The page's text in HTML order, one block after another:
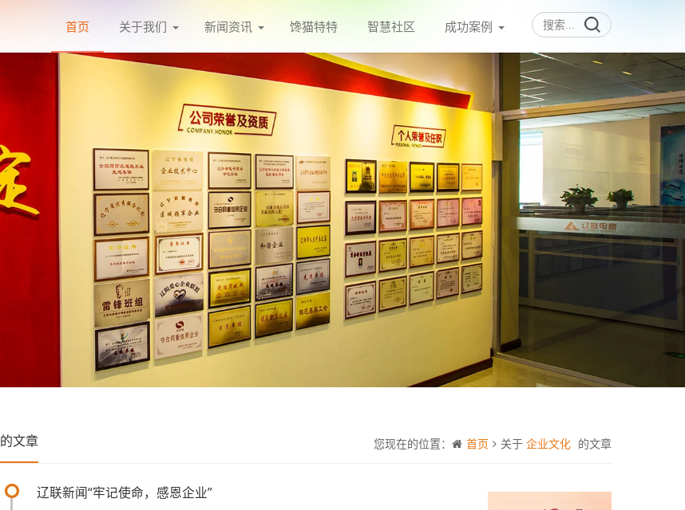
首页 关于我们 新闻资讯 馋猫特特 智慧社区 成功案例
您现在的位置： 首页 关于 企业文化 的文章
的文章
辽联新闻“牢记使命，感恩企业”